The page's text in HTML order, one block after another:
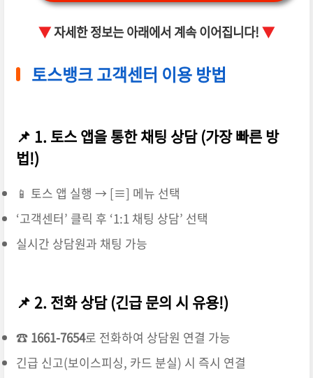
▼자세한 정보는 아래에서 계속 이어집니다! ▼
토스뱅크 고객센터 이용 방법
📌 1. 토스 앱을 통한 채팅 상담 (가장 빠른 방
법!)
📱 토스 앱 실행 → [≡] 메뉴 선택
‘고객센터’ 클릭 후 ‘1:1 채팅 상담’ 선택
실시간 상담원과 채팅 가능
📌 2. 전화 상담 (긴급 문의 시 유용!)
☎ 1661-7654로 전화하여 상담원 연결 가능
긴급 신고(보이스피싱, 카드 분실) 시 즉시 연결